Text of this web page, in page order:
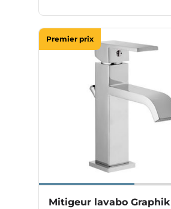
Premier prix
Mitigeur lavabo Graphik